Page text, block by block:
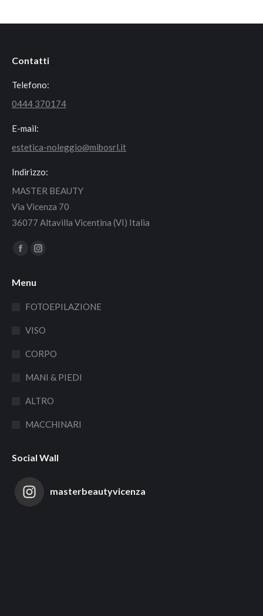
Contatti
Telefono:
0444 370174
E-mail:
estetica-noleggio@mibosrl.it
Indirizzo:
MASTER BEAUTY
Via Vicenza 70
36077 Altavilla Vicentina (VI) Italia
Find us on:
Facebook
opens
window
Instagram
window
Menu
FOTOEPILAZIONE
VISO
CORPO
MANI & PIEDI
ALTRO
MACCHINARI
Social Wall
masterbeautyvicenza